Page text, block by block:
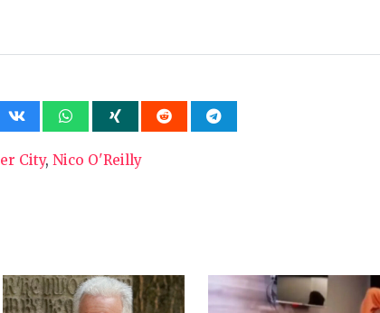
City, Nico O'Reilly